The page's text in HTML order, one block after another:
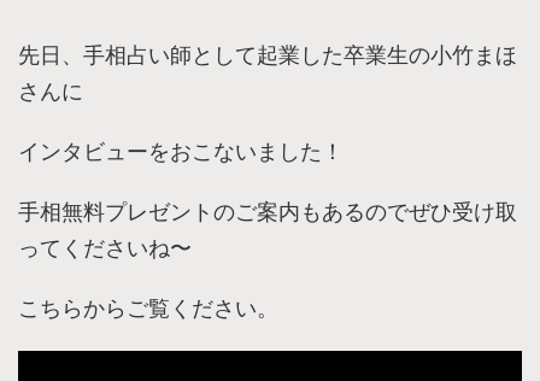
先日、手相占い師として起業した卒業生の小竹まほ
さんに
インタビューをおこないました！
手相無料プレゼントのご案内もあるのでぜひ受け取
ってくださいね〜
こちらからご覧ください。